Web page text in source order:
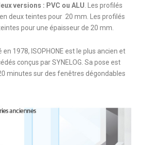
versions : PVC ou ALU . Les profilés
deux teintes pour 20 mm. Les profilés
pour une épaisseur de 20 mm.
1978, ISOPHONE est le plus ancien et
conçus par SYNELOG. Sa pose est
minutes sur des fenêtres dégondables